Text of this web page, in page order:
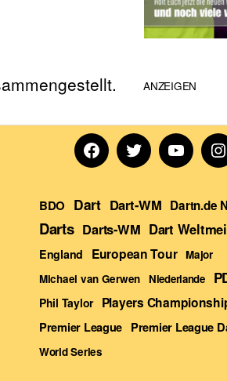
ANZEIGEN
FacebookTwitterYoutube
BDO Dart Dart-WM Dartn.de
Darts Darts-WM Dart
England European Tour Major
Michael van Gerwen Niederlande
Phil Taylor Players
Premier League Premier League
World Series